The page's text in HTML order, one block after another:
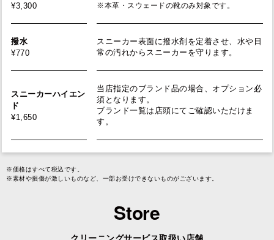
¥3,300
※本革・スウェードの靴のみ対象です。
撥水
¥770
スニーカー表面に撥水剤を定着させ、水や日
常の汚れからスニーカーを守ります。
スニーカーハイエン
ド
¥1,650
当店指定のブランド品の場合、オプション必
須となります。
ブランド一覧は店頭にてご確認いただけま
す。
※価格はすべて税込です。
※素材や損傷が激しいものなど、一部お受けできないものがございます。
Store